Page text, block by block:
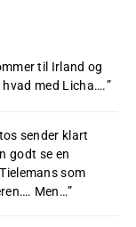
til Irland og
hvad med Licha….”
sender klart
godt se en
som
Men…”